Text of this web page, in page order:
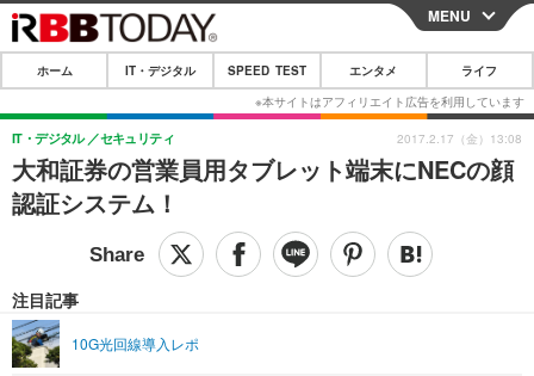
CLOSE
ホーム
IT・デジタル
IT・デジタルTOP スマートフォン
ショッピング その他
SPEED TEST
エンタメTOP 映画・ドラマ
ライフTOP
リリース一覧
MENU
ホーム IT・デジタル SPEED TEST エンタメ ライフ
大和証券の営業員用タブレット端末にNECの顔
認証システム！
IT・デジタル セキュリティ
注目記事
10G光回線導入レポ
2017.2.17（金）13:08